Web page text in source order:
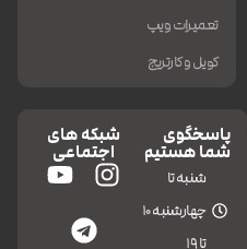
تعمیرات ویپ
کویل و کارتریج
پاسخگوی
شما هستیم
شنبه تا
چهارشنبه 10
تا 19
شبکه های
اجتماعی